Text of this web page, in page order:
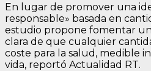
En lugar de promover una
responsable» basada en
estudio propone fomentar
clara de que cualquier
coste para la salud, medible
vida, reportó Actualidad RT.